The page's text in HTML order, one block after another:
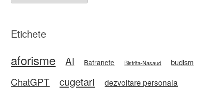
Etichete
aforisme AI Batranete Bistrita-Nasaud budism
ChatGPT cugetari dezvoltare personala